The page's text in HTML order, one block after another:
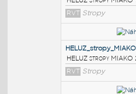
HELUZ stropy
RVT Stropy